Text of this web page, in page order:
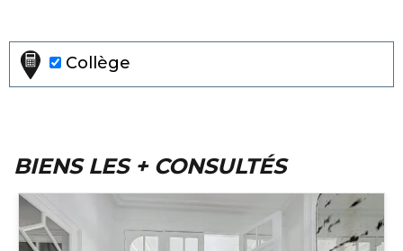
Collège
BIENS LES + CONSULTÉS